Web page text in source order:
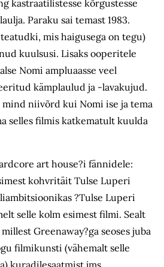
kastraatilistesse kõrgustesse
Paraku sai temast 1983.
mis haigusega on tegu)
kuulsusi. Lisaks ooperitele
Nomi ampluaasse veel
kämplaulud ja -lavakujud.
mind niivõrd kui Nomi ise ja tema
selles filmis katkematult kuulda
art house?i fännidele:
kohvritäit Tulse Luperi
?Tulse Luperi
selle kolm esimest filmi. Sealt
Greenaway?ga seoses juba
filmikunsti (vähemalt selle